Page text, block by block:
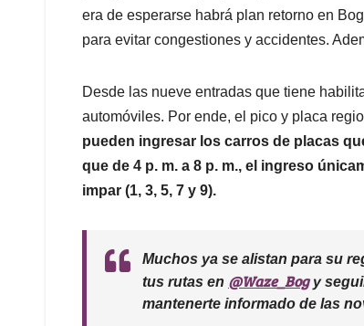
p
k
n
era de esperarse habrá plan retorno en
para evitar congestiones y accidentes.
Desde las nueve entradas que tiene
automóviles. Por ende, el pico y placa
pueden ingresar los carros de placas
que de 4 p. m. a 8 p. m., el ingreso
impar (1, 3, 5, 7 y 9).
Muchos ya se alistan para su
tus rutas en @Waze_Bogy
mantenerte informado de las